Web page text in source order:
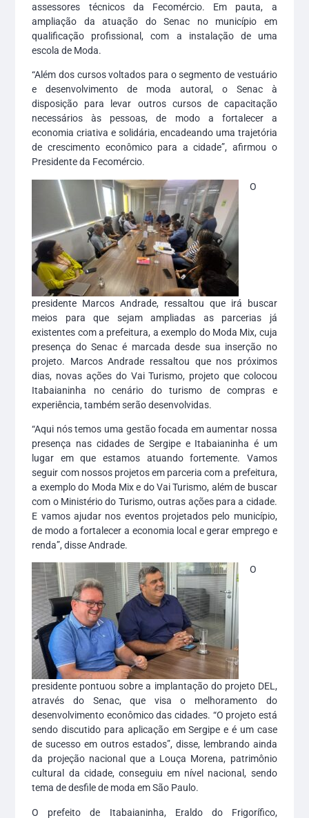
assessores técnicos da Fecomércio. Em pauta, a
ampliação da atuação do Senac no município em
qualificação profissional, com a instalação de uma
escola de Moda.
“Além dos cursos voltados para o segmento de vestuário
e desenvolvimento de moda autoral, o Senac à
disposição para levar outros cursos de capacitação
necessários às pessoas, de modo a fortalecer a
economia criativa e solidária, encadeando uma trajetória
de crescimento econômico para a cidade”, afirmou o
Presidente da Fecomércio.
O
presidente Marcos Andrade, ressaltou que irá buscar
meios para que sejam ampliadas as parcerias já
existentes com a prefeitura, a exemplo do Moda Mix, cuja
presença do Senac é marcada desde sua inserção no
projeto. Marcos Andrade ressaltou que nos próximos
dias, novas ações do Vai Turismo, projeto que colocou
Itabaianinha no cenário do turismo de compras e
experiência, também serão desenvolvidas.
“Aqui nós temos uma gestão focada em aumentar nossa
presença nas cidades de Sergipe e Itabaianinha é um
lugar em que estamos atuando fortemente. Vamos
seguir com nossos projetos em parceria com a prefeitura,
a exemplo do Moda Mix e do Vai Turismo, além de buscar
com o Ministério do Turismo, outras ações para a cidade.
E vamos ajudar nos eventos projetados pelo município,
de modo a fortalecer a economia local e gerar emprego e
renda”, disse Andrade.
O
presidente pontuou sobre a implantação do projeto DEL,
através do Senac, que visa o melhoramento do
desenvolvimento econômico das cidades. “O projeto está
sendo discutido para aplicação em Sergipe e é um case
de sucesso em outros estados”, disse, lembrando ainda
da projeção nacional que a Louça Morena, patrimônio
cultural da cidade, conseguiu em nível nacional, sendo
tema de desfile de moda em São Paulo.
O prefeito de Itabaianinha, Eraldo do Frigorífico,